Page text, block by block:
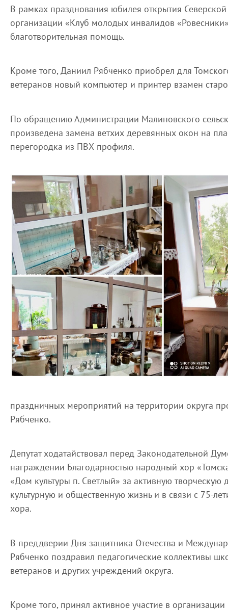
В рамках празднования юбилея открытия
организации «Клуб молодых инвалидов
благотворительная помощь.
Кроме того, Даниил Рябченко приобрел для
ветеранов новый компьютер и принтер взамен
По обращению Администрации Малиновского
произведена замена ветхих деревянных окон на
перегородка из ПВХ профиля.
праздничных мероприятий на территории округа
Рябченко.
Депутат ходатайствовал перед Законодательной
награждении Благодарностью народный хор
«Дом культуры п. Светлый» за активную творческую
культурную и общественную жизнь и в связи с 75-
хора.
В преддверии Дня защитника Отечества и
Рябченко поздравил педагогические коллективы
ветеранов и других учреждений округа.
Кроме того, принял активное участие в